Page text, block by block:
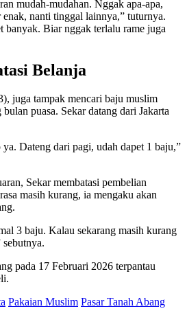
mudah-mudahan. Nggak apa-apa,
nanti tinggal lainnya,” tuturnya.
banyak. Biar nggak terlalu rame juga
Belanja
juga tampak mencari baju muslim
puasa. Sekar datang dari Jakarta
Dateng dari pagi, udah dapet 1 baju,”
Sekar membatasi pembelian
masih kurang, ia mengaku akan
3 baju. Kalau sekarang masih kurang
pada 17 Februari 2026 terpantau
Pakaian Muslim Pasar Tanah Abang